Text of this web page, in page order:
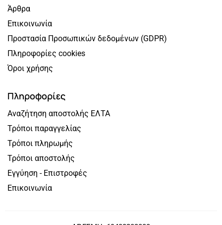
Άρθρα
Επικοινωνία
Προστασία Προσωπικών δεδομένων (GDPR)
Πληροφορίες cookies
Όροι χρήσης
Πληροφορίες
Αναζήτηση αποστολής ΕΛΤΑ
Τρόποι παραγγελίας
Τρόποι πληρωμής
Τρόποι αποστολής
Εγγύηση - Επιστροφές
Επικοινωνία